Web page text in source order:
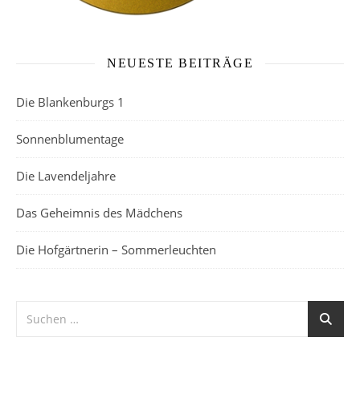
NEUESTE BEITRÄGE
Die Blankenburgs 1
Sonnenblumentage
Die Lavendeljahre
Das Geheimnis des Mädchens
Die Hofgärtnerin – Sommerleuchten